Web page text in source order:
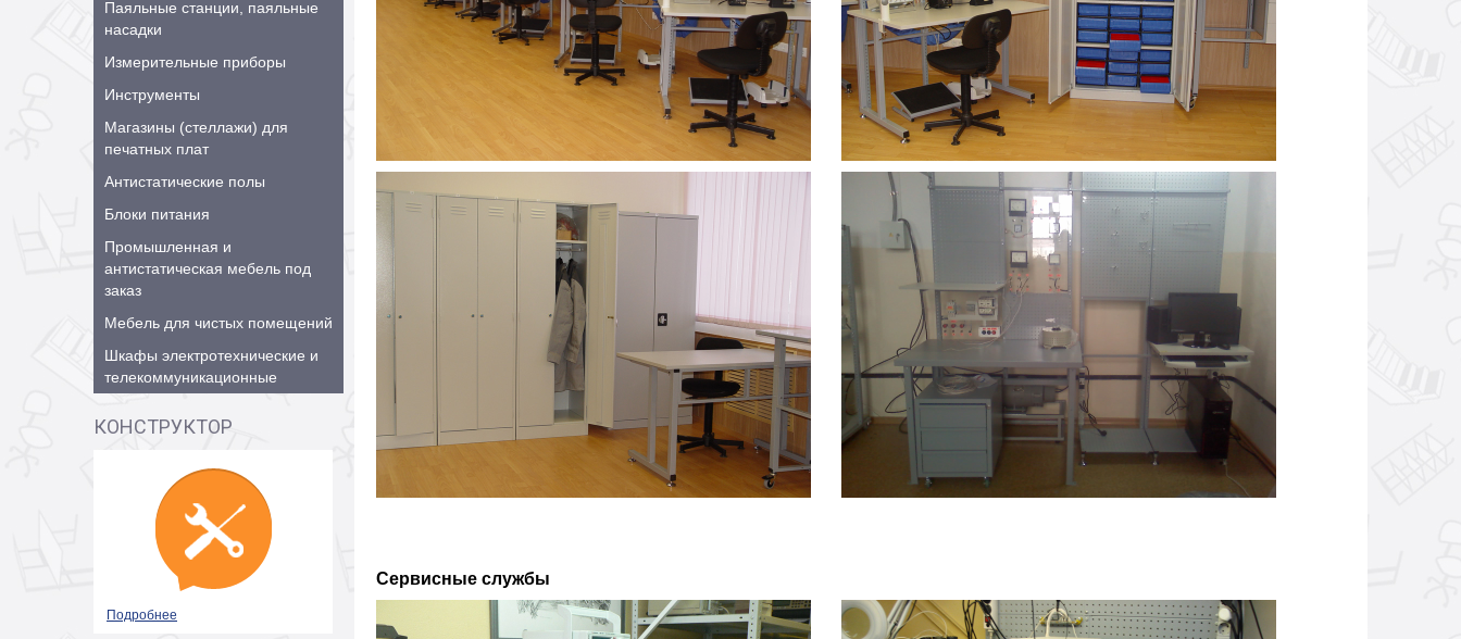
Паяльные станции, паяльные
насадки
Измерительные приборы
Инструменты
Магазины (стеллажи) для
печатных плат
Антистатические полы
Блоки питания
Промышленная и
антистатическая мебель под
заказ
Мебель для чистых помещений
Шкафы электротехнические и
телекоммуникационные
КОНСТРУКТОР
Подробнее
Сервисные службы